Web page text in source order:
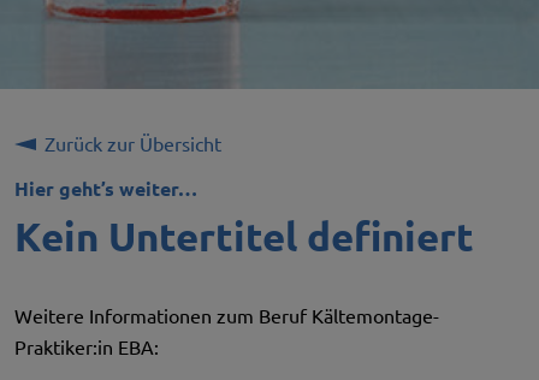
Zurück zur Übersicht
Hier geht’s weiter…
Kein Untertitel definiert
Weitere Informationen zum Beruf Kältemontage-
Praktiker:in EBA: